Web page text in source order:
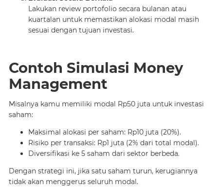
Lakukan review portofolio secara bulanan atau
kuartalan untuk memastikan alokasi modal masih
sesuai dengan tujuan investasi.
Contoh Simulasi Money
Management
Misalnya kamu memiliki modal Rp50 juta untuk investasi
saham:
Maksimal alokasi per saham: Rp10 juta (20%).
Risiko per transaksi: Rp1 juta (2% dari total modal).
Diversifikasi ke 5 saham dari sektor berbeda.
Dengan strategi ini, jika satu saham turun, kerugiannya
tidak akan menggerus seluruh modal.